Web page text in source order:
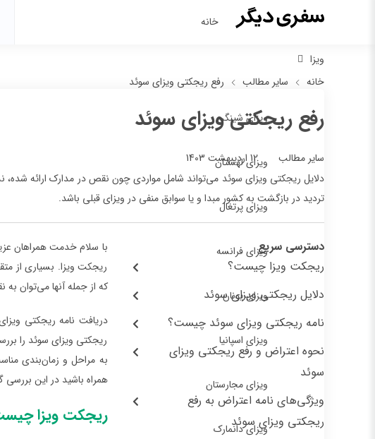
خانه
ویزا
ویزای شینگن
ویزای لهستان
ویزای پرتغال
ویزای فرانسه
ویزای یونان
ویزای اسپانیا
ویزای مجارستان
ویزای دانمارک
خانه سایر مطالب رفع ریجکتی ویزای سوئد
رفع ریجکتی ویزای سوئد
سایر مطالب 12 اردیبهشت 1403
دلایل ریجکتی ویزای سوئد می‌تواند شامل مواردی چون نقص در مدارک ارائه
تردید در بازگشت به کشور مبدا و یا سوابق منفی در ویزای قبلی باشد.
دسترسی سریع
ریجکت ویزا چیست؟
دلایل ریجکتی ویزای سوئد
نامه ریجکتی ویزای سوئد چیست؟
نحوه اعتراض و رفع ریجکتی ویزای
سوئد
ویژگی‌های نامه اعتراض به رفع
ریجکتی ویزای سوئد
با سلام خدمت همراهان
ریجکت ویزا. بسیاری از
که از جمله آنها می‌توان به
دریافت نامه ریجکتی
ریجکتی ویزای سوئد را
همراه باشید در این
ریجکت ویزا